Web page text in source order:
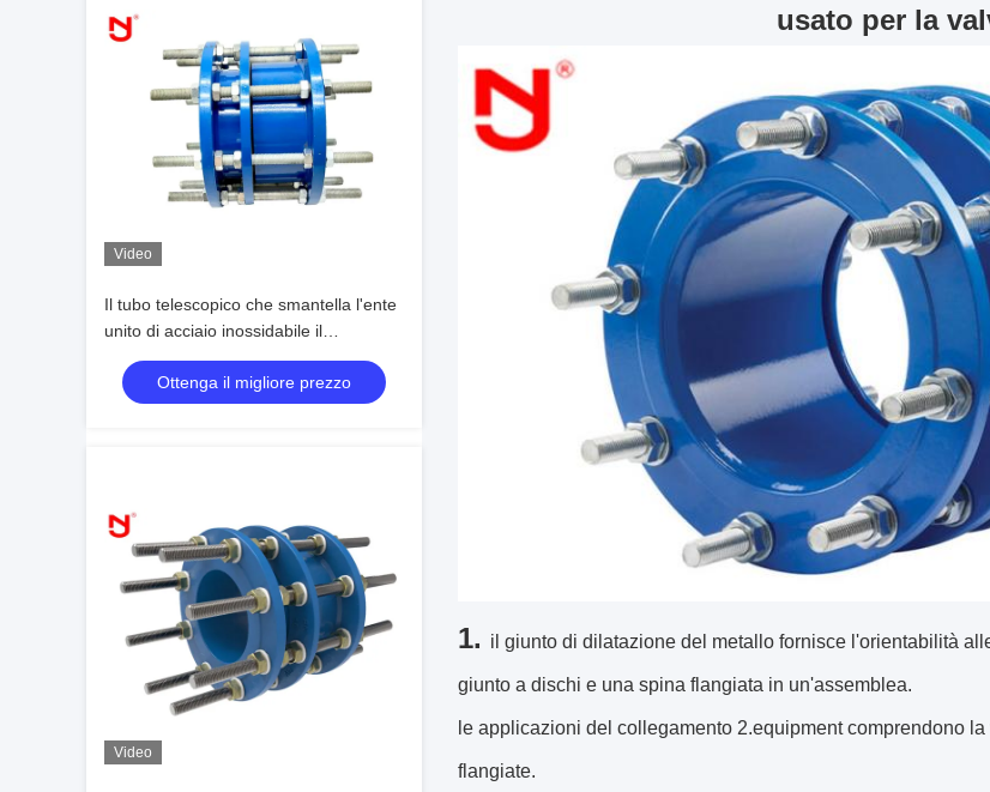
Video
Il tubo telescopico che smantella l'ente
unito di acciaio inossidabile il
rivestimento di Dacromet di espansione
del ghisaOttenga il migliore prezzo
Video
usato per la
1. il giunto di dilatazione del metallo fornisce l'orientabilità
giunto a dischi e una spina flangiata in un'assemblea.
le applicazioni del collegamento 2.equipment comprendono
flangiate.